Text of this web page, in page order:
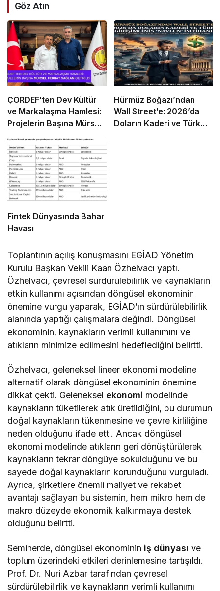
Göz Atın
ÇORDEF’ten Dev Kültür
ve Markalaşma Hamlesi:
Projelerin Başına Mürsel
Hürmüz Boğazı’ndan
Wall Street’e: 2026’da
Doların Kaderi ve Türk
Fintek Dünyasında Bahar
Havası
Toplantının açılış konuşmasını EGİAD Yönetim
Kurulu Başkan Vekili Kaan Özhelvacı yaptı.
Özhelvacı, çevresel sürdürülebilirlik ve kaynakların
etkin kullanımı açısından döngüsel ekonominin
önemine vurgu yaparak, EGİAD’ın sürdürülebilirlik
alanında yaptığı çalışmalara değindi. Döngüsel
ekonominin, kaynakların verimli kullanımını ve
atıkların minimize edilmesini hedeflediğini belirtti.
Özhelvacı, geleneksel lineer ekonomi modeline
alternatif olarak döngüsel ekonominin önemine
dikkat çekti. Geleneksel ekonomi modelinde
kaynakların tüketilerek atık üretildiğini, bu durumun
doğal kaynakların tükenmesine ve çevre kirliliğine
neden olduğunu ifade etti. Ancak döngüsel
ekonomi modelinde atıkların geri dönüştürülerek
kaynakların tekrar döngüye sokulduğunu ve bu
sayede doğal kaynakların korunduğunu vurguladı.
Ayrıca, şirketlere önemli maliyet ve rekabet
avantajı sağlayan bu sistemin, hem mikro hem de
makro düzeyde ekonomik kalkınmaya destek
olduğunu belirtti.
Seminerde, döngüsel ekonominin iş dünyası ve
toplum üzerindeki etkileri derinlemesine tartışıldı.
Prof. Dr. Nuri Azbar tarafından çevresel
sürdürülebilirlik ve kaynakların verimli kullanımı